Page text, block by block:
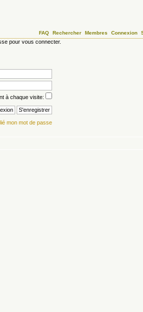
FAQ Rechercher Membres Connexion
pour vous connecter.
à chaque visite:
mon mot de passe